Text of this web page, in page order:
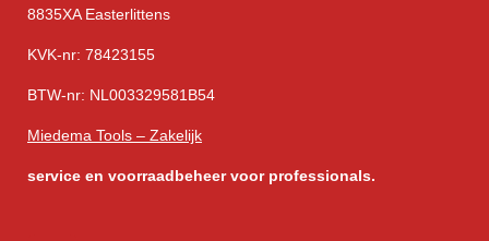
8835XA Easterlittens
KVK-nr: 78423155
BTW-nr: NL003329581B54
Miedema Tools – Zakelijk
service en voorraadbeheer voor professionals.